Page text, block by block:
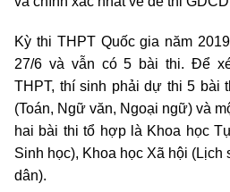
Kỳ thi THPT Quốc gia năm
27/6 và vẫn có 5 bài thi. Để
THPT, thí sinh phải dự thi 5 bài
(Toán, Ngữ văn, Ngoại ngữ) và
hai bài thi tổ hợp là Khoa học
Sinh học), Khoa học Xã hội
dân).